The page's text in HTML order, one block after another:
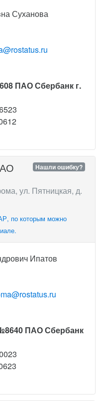
Суханова
ПАО Сбербанк г.
Нашли ошибку?
ул. Пятницкая, д.
по которым можно
Ипатов
ПАО Сбербанк